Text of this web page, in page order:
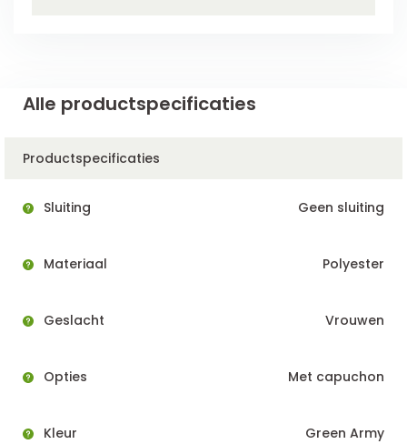
Alle productspecificaties
Productspecificaties
Sluiting Geen sluiting
Materiaal Polyester
Geslacht Vrouwen
Opties Met capuchon
Kleur Green Army